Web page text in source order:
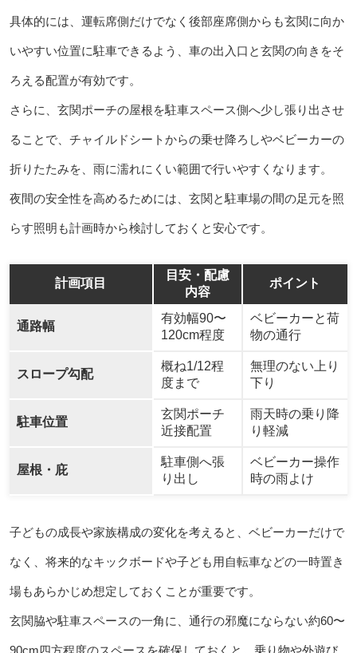
具体的には、運転席側だけでなく後部座席側からも玄関に向か
いやすい位置に駐車できるよう、車の出入口と玄関の向きをそ
ろえる配置が有効です。
さらに、玄関ポーチの屋根を駐車スペース側へ少し張り出させ
ることで、チャイルドシートからの乗せ降ろしやベビーカーの
折りたたみを、雨に濡れにくい範囲で行いやすくなります。
夜間の安全性を高めるためには、玄関と駐車場の間の足元を照
らす照明も計画時から検討しておくと安心です。
計画項目
目安・配慮
内容
ポイント
通路幅
有効幅90〜
120cm程度
ベビーカーと荷
物の通行
スロープ勾配
概ね1/12程
度まで
無理のない上り
下り
駐車位置
玄関ポーチ
近接配置
雨天時の乗り降
り軽減
屋根・庇
駐車側へ張
り出し
ベビーカー操作
時の雨よけ
子どもの成長や家族構成の変化を考えると、ベビーカーだけで
なく、将来的なキックボードや子ども用自転車などの一時置き
場もあらかじめ想定しておくことが重要です。
玄関脇や駐車スペースの一角に、通行の邪魔にならない約60〜
90cm四方程度のスペースを確保しておくと、乗り物や外遊び